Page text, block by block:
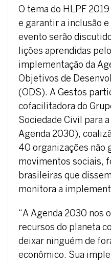
O tema do HLPF
e garantir a inclusão
evento serão
lições aprendidas
implementação da
Objetivos de
(ODS). A Gestos
cofacilitadora do
Sociedade Civil para
Agenda 2030),
40 organizações não
movimentos sociais,
brasileiras que
monitora a
“A Agenda 2030 nos
recursos do planeta
deixar ninguém de
econômico. Sua